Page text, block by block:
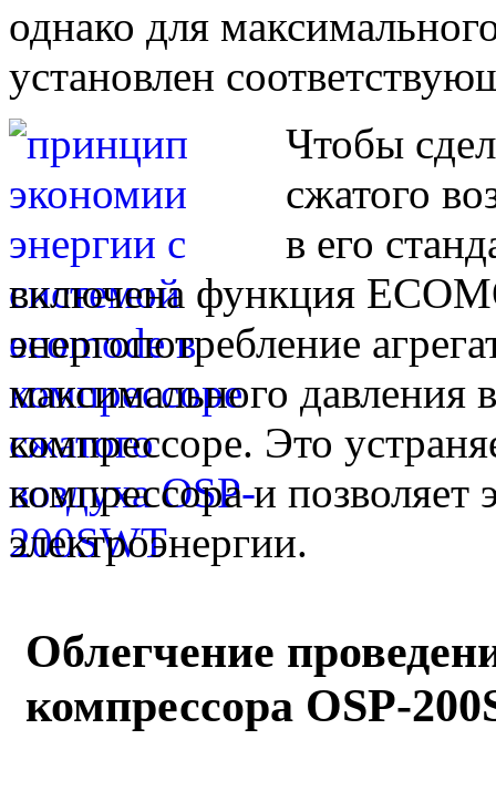
однако для
установлен
Чтобы
сжатого
в его
включена функция
энергопотребление
максимального давления
компрессоре. Это
компрессора и позволяет
электроэнергии.
Облегчение
компрессора OSP-